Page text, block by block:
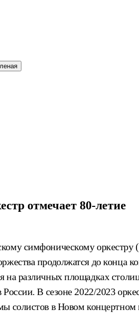
отмечает 80-летие
симфоническому
продолжатся до конца
на различных площадках
В сезоне 2022/2023
солистов в Новом